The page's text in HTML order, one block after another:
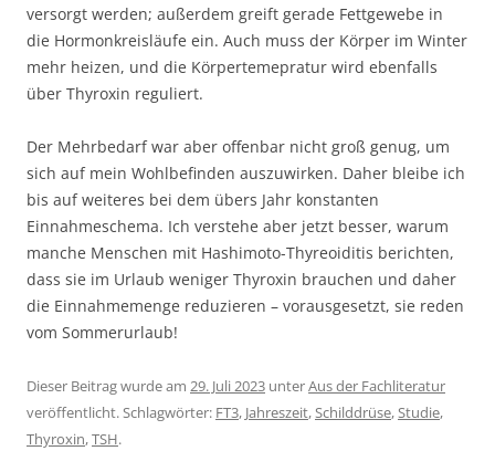
versorgt werden; außerdem greift gerade Fettgewebe in
die Hormonkreisläufe ein. Auch muss der Körper im Winter
mehr heizen, und die Körpertemepratur wird ebenfalls
über Thyroxin reguliert.
Der Mehrbedarf war aber offenbar nicht groß genug, um
sich auf mein Wohlbefinden auszuwirken. Daher bleibe ich
bis auf weiteres bei dem übers Jahr konstanten
Einnahmeschema. Ich verstehe aber jetzt besser, warum
manche Menschen mit Hashimoto-Thyreoiditis berichten,
dass sie im Urlaub weniger Thyroxin brauchen und daher
die Einnahmemenge reduzieren – vorausgesetzt, sie reden
vom Sommerurlaub!
Dieser Beitrag wurde am 29. Juli 2023 unterAus der Fachliteratur
veröffentlicht. Schlagwörter: FT3, Jahreszeit,Schilddrüse,Studie,
Thyroxin,TSH.